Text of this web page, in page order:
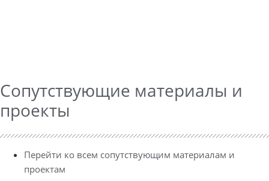
Сопутствующие материалы и
проекты
Перейти ко всем сопутствующим материалам и
проектам